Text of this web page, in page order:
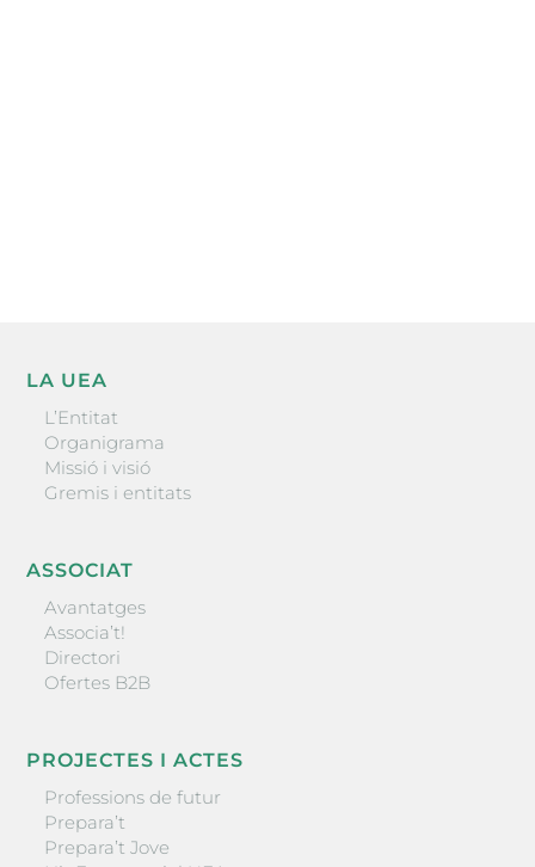
LA UEA
L’Entitat
Organigrama
Missió i visió
Gremis i entitats
ASSOCIAT
Avantatges
Associa’t!
Directori
Ofertes B2B
PROJECTES I ACTES
Professions de futur
Prepara’t
Prepara’t Jove